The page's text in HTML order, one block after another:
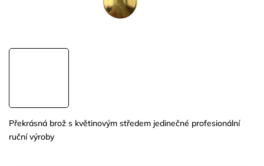
Překrásná brož s květinovým středem jedinečné profesionální
ruční výroby